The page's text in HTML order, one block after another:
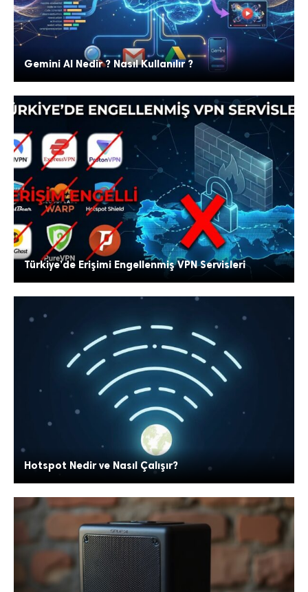
Gemini AI Nedir ? Nasıl Kullanılır ?
Türkiye’de Erişimi Engellenmiş VPN Servisleri
Hotspot Nedir ve Nasıl Çalışır?